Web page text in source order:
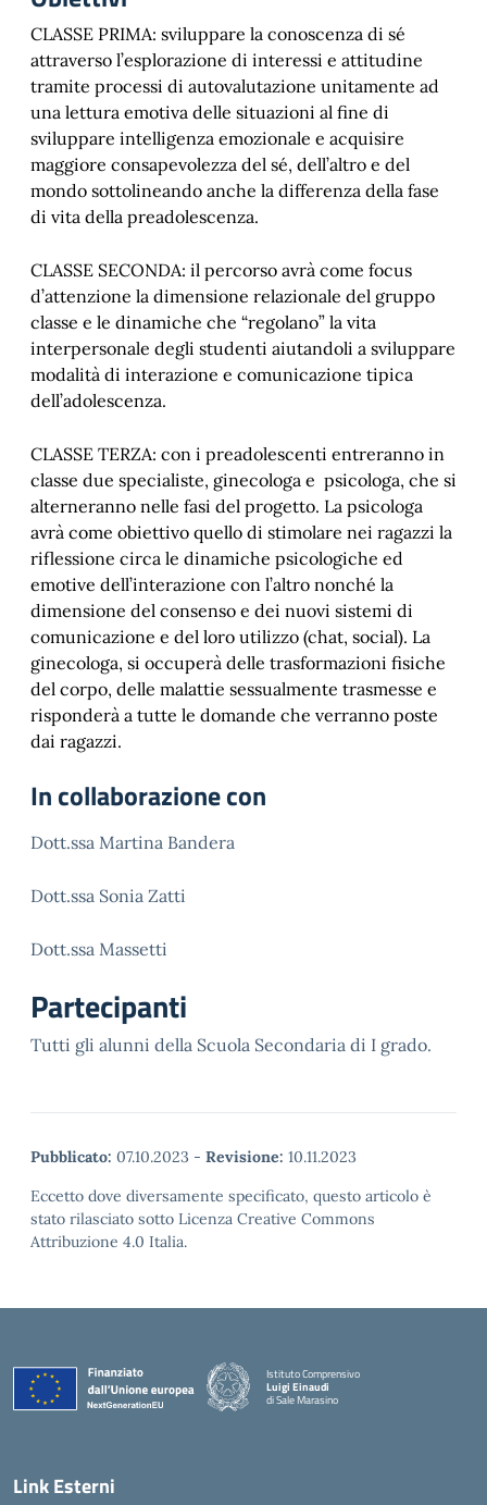
CLASSE PRIMA: sviluppare la conoscenza di sé
attraverso l’esplorazione di interessi e attitudine
tramite processi di autovalutazione unitamente ad
una lettura emotiva delle situazioni al fine di
sviluppare intelligenza emozionale e acquisire
maggiore consapevolezza del sé, dell’altro e del
mondo sottolineando anche la differenza della fase
di vita della preadolescenza.
CLASSE SECONDA: il percorso avrà come focus
d’attenzione la dimensione relazionale del gruppo
classe e le dinamiche che “regolano” la vita
interpersonale degli studenti aiutandoli a sviluppare
modalità di interazione e comunicazione tipica
dell’adolescenza.
CLASSE TERZA: con i preadolescenti entreranno in
classe due specialiste, ginecologa e psicologa, che si
alterneranno nelle fasi del progetto. La psicologa
avrà come obiettivo quello di stimolare nei ragazzi la
riflessione circa le dinamiche psicologiche ed
emotive dell’interazione con l’altro nonché la
dimensione del consenso e dei nuovi sistemi di
comunicazione e del loro utilizzo (chat, social). La
ginecologa, si occuperà delle trasformazioni fisiche
del corpo, delle malattie sessualmente trasmesse e
risponderà a tutte le domande che verranno poste
dai ragazzi.
In collaborazione con
Dott.ssa Martina Bandera
Dott.ssa Sonia Zatti
Dott.ssa Massetti
Partecipanti
Tutti gli alunni della Scuola Secondaria di I grado.
Pubblicato: 07.10.2023 - Revisione: 10.11.2023
Eccetto dove diversamente specificato, questo articolo è
stato rilasciato sotto Licenza Creative Commons
Attribuzione 4.0 Italia.
Istituto Comprensivo
Luigi Einaudi
di Sale Marasino
Link Esterni